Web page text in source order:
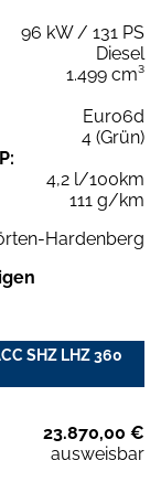
96 kW / 131 PS
Diesel
1.499 cm³
Euro6d
4 (Grün)
4,2 l/100km
111 g/km
Hardenberg
SHZ LHZ 360
23.870,00 €
ausweisbar